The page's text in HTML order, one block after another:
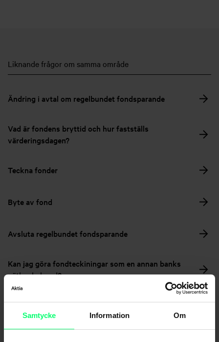
Samtycke Information Om
Liknande frågor om samma område
Ändring i avtal om regelbundet fondsparande
Vad är fondens bryttid och hur fastställs
värderingsdagen?
Teckna fonder
Byte av fond
Avsluta regelbundet fondsparande
Kan jag göra fondteckiningar som en annan banks
nätbankskund?
Lösa in en fond